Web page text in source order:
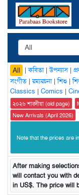
All |কবিতা|উপন্যাস|
সংগীত |রম্যরচনা|শিশু |
Classics | Comics |
২০২৬ শারদীয়া (old page)
New Arrivals (April 2026)
Note that the prices are
After making
will contact you with
in US$. The price will